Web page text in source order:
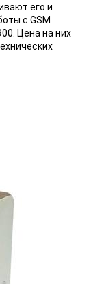
его и
с GSM
Цена на них